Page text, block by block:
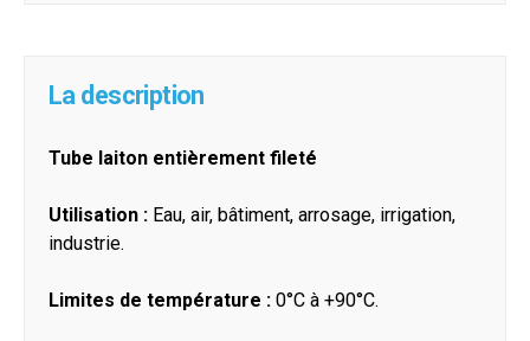
La description
Tube laiton entièrement fileté
Utilisation : Eau, air, bâtiment, arrosage, irrigation,
industrie.
Limites de température : 0°C à +90°C.